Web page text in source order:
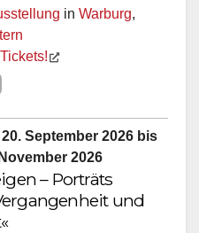
in Warburg,
Tickets!
September 2026 bis
2026
– Porträts
und